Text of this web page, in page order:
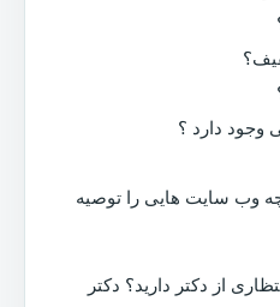
وجود دارد ؟
وب سایت هایی را توصیه
از دکتر دارید؟ دکتر